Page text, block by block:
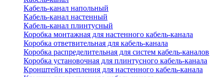
Кабель-канал напольный
Кабель-канал настенный
Кабель-канал плинтусный
Коробка монтажная для настенного кабель-канала
Коробка ответвительная для кабель-канала
Коробка распределительная для систем кабель-каналов
Коробка установочная для плинтусного кабель-канала
Кронштейн крепления для настенного кабель-канала